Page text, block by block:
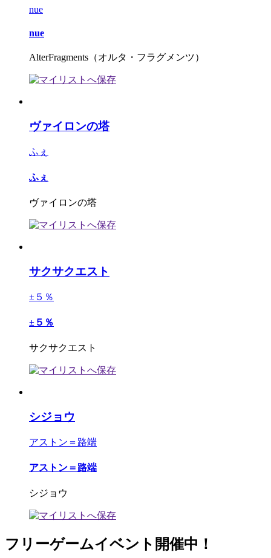
nue
nue
AlterFragments（オルタ・フラグメンツ）
ヴァイロンの塔
ふぇ
ふぇ
ヴァイロンの塔
サクサクエスト
±５％
±５％
サクサクエスト
シジョウ
アストン＝路端
アストン＝路端
シジョウ
フリーゲームイベント開催中！